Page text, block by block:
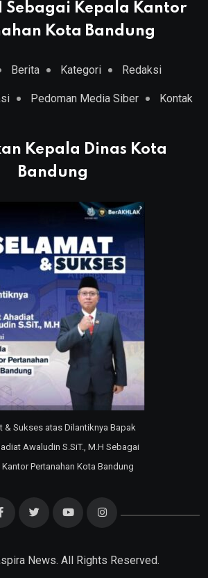
Sebagai Kepala Kantor
Kota Bandung
Berita Kategori Redaksi
Pedoman Media Siber Kontak
Kepala Dinas Kota
Bandung
& Sukses atas Dilantiknya Bapak
Awaludin S.SiT., M.H Sebagai
Pertanahan Kota Bandung
News. All Rights Reserved.